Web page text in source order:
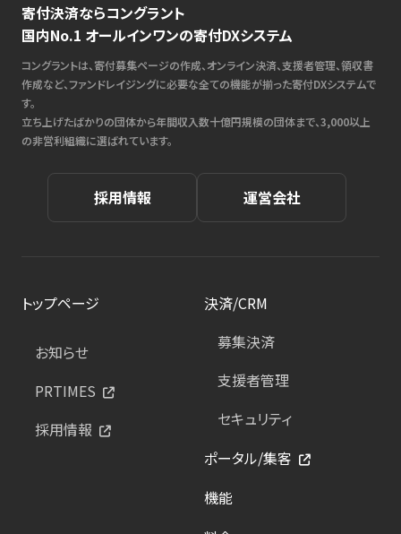
寄付決済ならコングラント
国内No.1 オールインワンの寄付DXシステム
コングラントは、寄付募集ページの作成、オンライン決済、支援者管理、領収書
作成など、ファンドレイジングに必要な全ての機能が揃った寄付DXシステムで
す。
立ち上げたばかりの団体から年間収入数十億円規模の団体まで、3,000以上
の非営利組織に選ばれています。
採用情報 運営会社
トップページ
お知らせ
PRTIMES
採用情報
決済/CRM
募集決済
支援者管理
セキュリティ
ポータル/集客
機能